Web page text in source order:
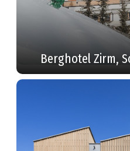
Berghotel Zirm,